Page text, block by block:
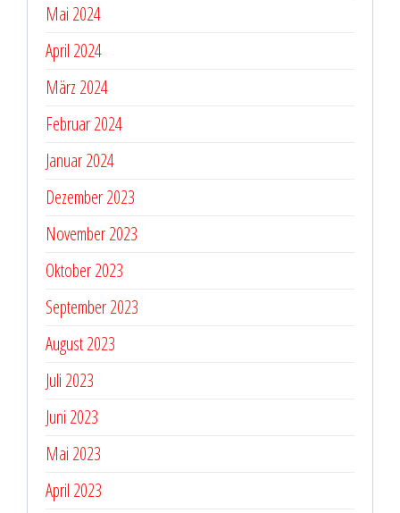
Mai 2024
April 2024
März 2024
Februar 2024
Januar 2024
Dezember 2023
November 2023
Oktober 2023
September 2023
August 2023
Juli 2023
Juni 2023
Mai 2023
April 2023